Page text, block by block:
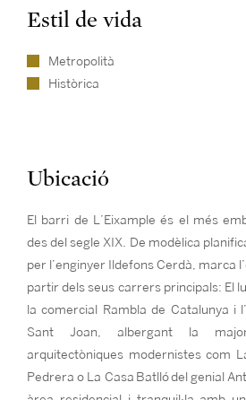
Estil de vida
Metropolità
Històrica
Ubicació
El barri de L’Eixample és el més
des del segle XIX. De modèlica
per l’enginyer Ildefons Cerdà, marca
partir dels seus carrers principals: El
la comercial Rambla de Catalunya i
Sant Joan, albergant la
arquitectòniques modernistes com
Pedrera o La Casa Batlló del genial